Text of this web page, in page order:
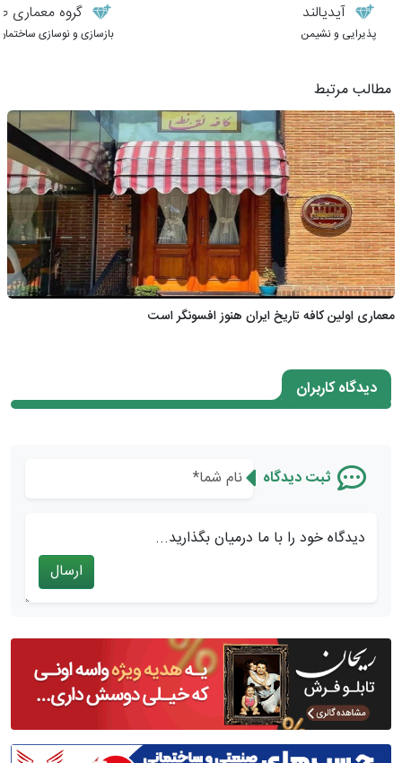
آیدیالند
پذیرایی و نشیمن
گروه معماری
بازسازی و نوسازی
مطالب مرتبط
معماری اولین کافه تاریخ ایران هنوز افسونگر است
دیدگاه کاربران
ثبت دیدگاه
دیدگاه خود را با ما درمیان بگذارید...
ارسال